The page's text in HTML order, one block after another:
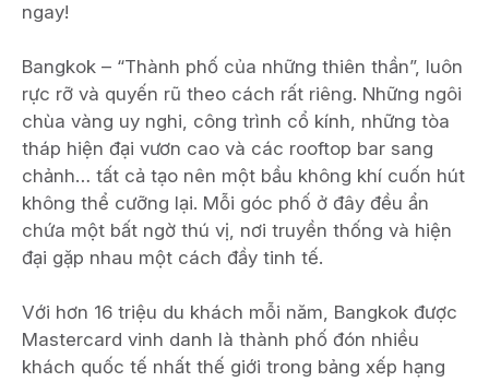
ngay!
Bangkok – “Thành phố của những thiên thần”, luôn
rực rỡ và quyến rũ theo cách rất riêng. Những ngôi
chùa vàng uy nghi, công trình cổ kính, những tòa
tháp hiện đại vươn cao và các rooftop bar sang
chảnh… tất cả tạo nên một bầu không khí cuốn hút
không thể cưỡng lại. Mỗi góc phố ở đây đều ẩn
chứa một bất ngờ thú vị, nơi truyền thống và hiện
đại gặp nhau một cách đầy tinh tế.
Với hơn 16 triệu du khách mỗi năm, Bangkok được
Mastercard vinh danh là thành phố đón nhiều
khách quốc tế nhất thế giới trong bảng xếp hạng